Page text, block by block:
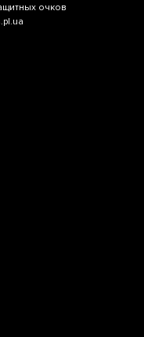
очков